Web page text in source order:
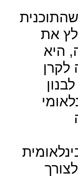
את
היא
לקרן